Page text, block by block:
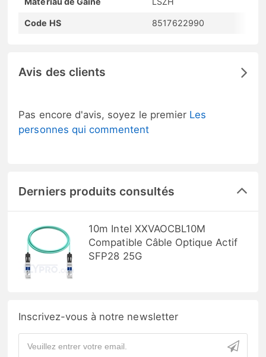
Code HS 8517622990
Avis des clients
Pas encore d'avis, soyez le premier Les
personnes qui commentent
Derniers produits consultés
10m Intel XXVAOCBL10M
Compatible Câble Optique Actif
SFP28 25G
Inscrivez-vous à notre newsletter